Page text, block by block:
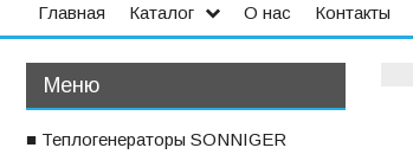
Главная Каталог О нас Контакты
■ Теплогенераторы SONNIGER